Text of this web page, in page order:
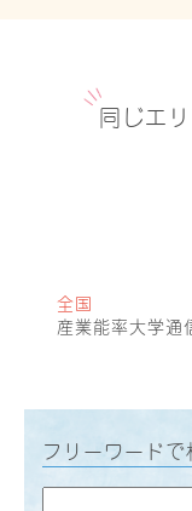
同じエ
全国
産業能率大学通
フリーワードで